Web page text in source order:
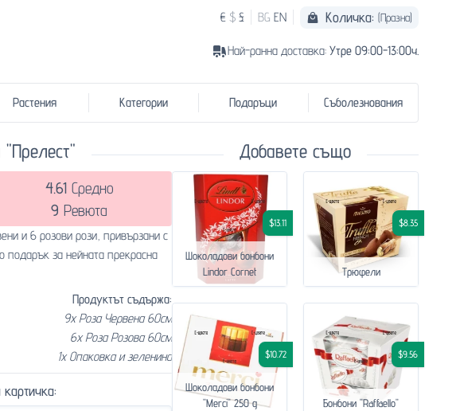
€ $ £ BG EN Количка: (Празна)
Най-ранна доставка: Утре 09:00-13:00ч.
Растения Категории Подаръци Съболезнования
4.61Средно
9 Ревюта
и 6 розови рози, привързани с
подарък за нейната прекрасна
Продуктът съдържа:
9x Роза Червена 60см
6x Роза Розова 60см
1x Опаковка и зеленина
Добавете също
$13.11
Шоколадови бонбони
Lindor Cornet
$8.35
Трюфели
$10.72
Шоколадови бонбони
"Merci" 250 g
$9.56
Бонбони "Raffaello"